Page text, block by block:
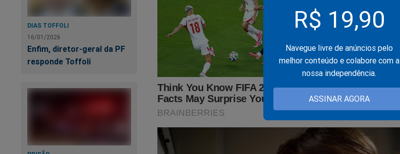
R$ 19,90
Navegue livre de anúncios pelo
melhor conteúdo e colabore com a
nossa independência.
ASSINAR AGORA
DIAS TOFFOLI
16/01/2026
Enfim, diretor-geral da PF
responde Toffoli
https://assinante.jornaldacidadeonline.com.br/apresentacao
Fonte: R evista Crusoé